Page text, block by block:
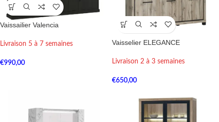
Vaissailier Valencia
Livraison 5 à 7 semaines
€990,00
Vaisselier ELEGANCE
Livraison 2 à 3 semaines
€650,00